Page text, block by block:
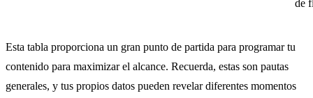
de
Esta tabla proporciona un gran punto de partida para programar tu
contenido para maximizar el alcance. Recuerda, estas son pautas
generales, y tus propios datos pueden revelar diferentes momentos